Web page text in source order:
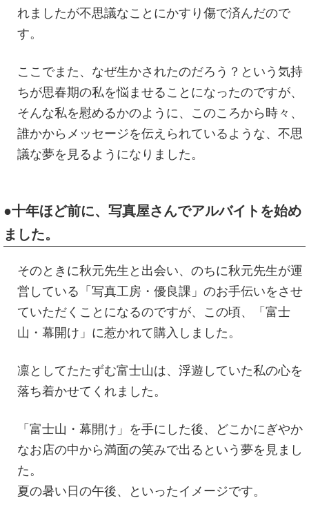
れましたが不思議なことにかすり傷で済んだので
す。
ここでまた、なぜ生かされたのだろう？という気持
ちが思春期の私を悩ませることになったのですが、
そんな私を慰めるかのように、このころから時々、
誰かからメッセージを伝えられているような、不思
議な夢を見るようになりました。
●十年ほど前に、写真屋さんでアルバイトを始め
ました。
そのときに秋元先生と出会い、のちに秋元先生が運
営している「写真工房・優良課」のお手伝いをさせ
ていただくことになるのですが、この頃、「富士
山・幕開け」に惹かれて購入しました。
凛としてたたずむ富士山は、浮遊していた私の心を
落ち着かせてくれました。
「富士山・幕開け」を手にした後、どこかにぎやか
なお店の中から満面の笑みで出るという夢を見まし
た。
夏の暑い日の午後、といったイメージです。